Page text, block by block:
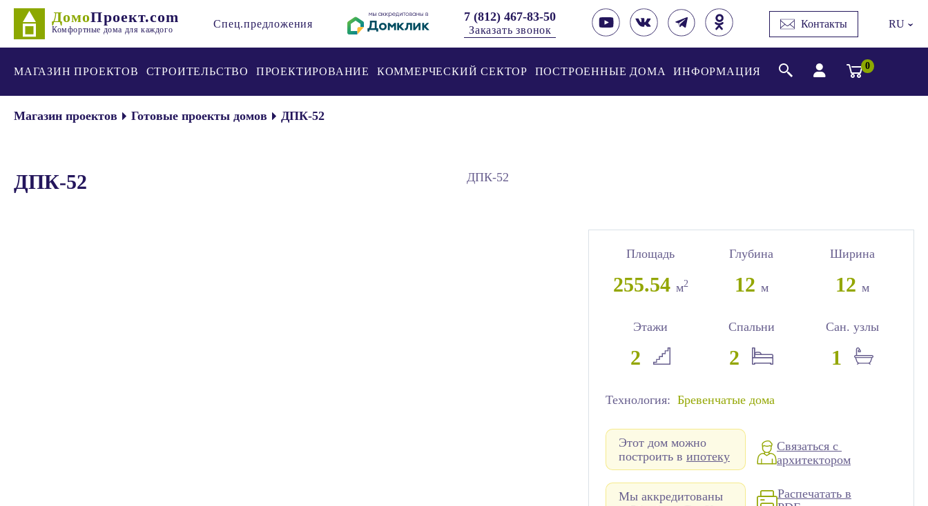
ДомоПроект.com
Комфортные дома для каждого
Спец.предложения
7 (812) 467-83-50
Заказать звонок
Контакты RU ›
МАГАЗИН ПРОЕКТОВ СТРОИТЕЛЬСТВО ПРОЕКТИРОВАНИЕ КОММЕРЧЕСКИЙ СЕКТОР ПОСТРОЕННЫЕ ДОМА ИНФОРМАЦИЯ 0
Магазин проектов Готовые проекты домов ДПК-52
ДПК-52 ДПК-52
Площадь
255.54 м2
Глубина
12 м
Ширина
12 м
Этажи
2
Спальни
2
Сан. узлы
1
Технология: Бревенчатые дома
Этот дом можно
построить в ипотеку
Мы аккредитованы
Связаться с
архитектором
Распечатать в